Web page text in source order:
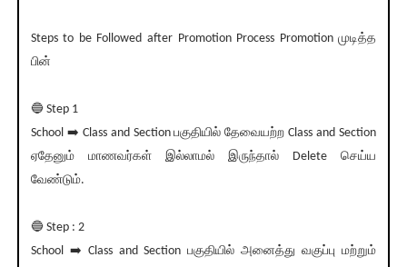
Steps to be Followed after Promotion Process Promotion முடித்த
பின்
🔵 Step 1
School ➡️ Class and Section பகுதியில் தேவையற்ற Class and Section
ஏதேனும் மாணவர்கள் இல்லாமல் இருந்தால் Delete செய்ய
வேண்டும்.
🔵 Step : 2
School ➡️ Class and Section பகுதியில் அனைத்து வகுப்பு மற்றும்